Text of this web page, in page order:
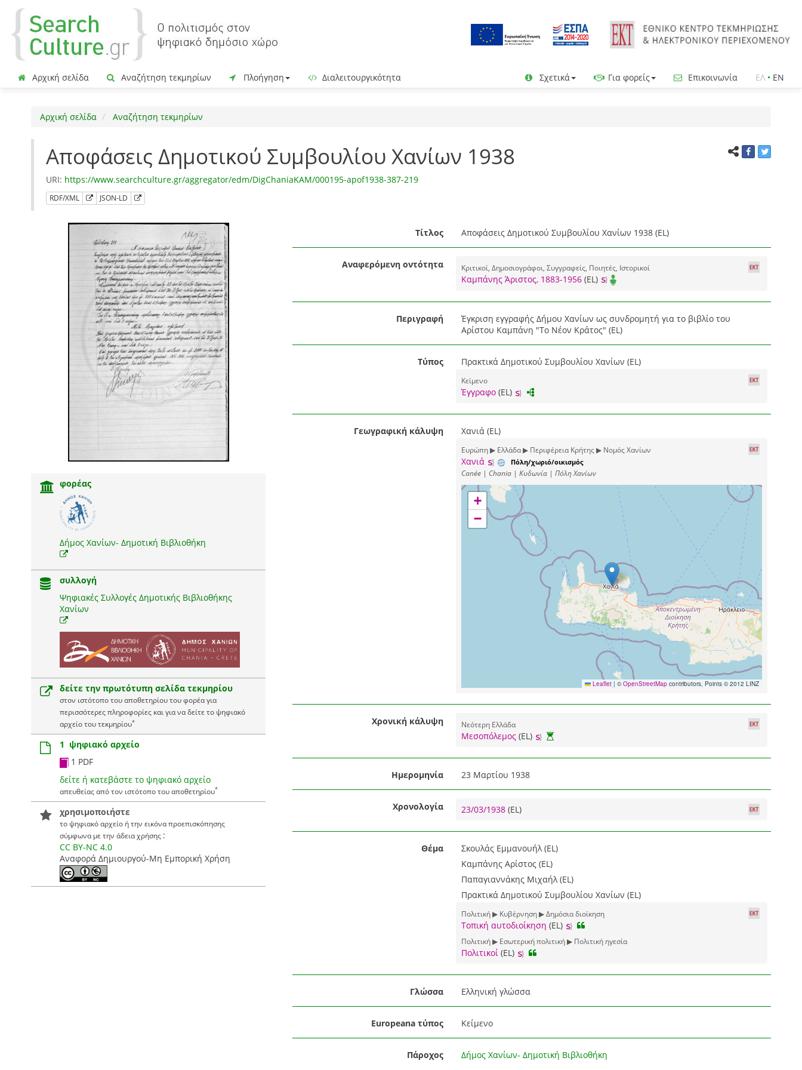
Αρχική σελίδα Αναζήτηση τεκμηρίων Πλοήγηση Διαλειτουργικότητα Σχετικά Για φορείς Επικοινωνία ΕΛ • EN
Αρχική σελίδα Αναζήτηση τεκμηρίων
Αποφάσεις Δημοτικού Συμβουλίου Χανίων 1938
URI: https://www.searchculture.gr/aggregator/edm/DigChaniaKAM/000195-apof1938-387-219
RDF/XML JSON-LD
φορέας
Δήμος Χανίων- Δημοτική Βιβλιοθήκη
συλλογή
Ψηφιακές Συλλογές Δημοτικής Βιβλιοθήκης
Χανίων
δείτε την πρωτότυπη σελίδα τεκμηρίου
στον ιστότοπο του αποθετηρίου του φορέα για
περισσότερες πληροφορίες και για να δείτε το ψηφιακό
αρχείο του τεκμηρίου*
1 ψηφιακό αρχείο
1 PDF
δείτε ή κατεβάστε το ψηφιακό αρχείο
απευθείας από τον ιστότοπο του αποθετηρίου*
χρησιμοποιήστε
το ψηφιακό αρχείο ή την εικόνα προεπισκόπησης
σύμφωνα με την άδεια χρήσης :
CC BY-NC 4.0
Αναφορά Δημιουργού-Μη Εμπορική Χρήση
Τίτλος Αποφάσεις Δημοτικού Συμβουλίου Χανίων 1938 (EL)
Αναφερόμενη οντότητα Κριτικοί, Δημοσιογράφοι, Συγγραφείς, Ποιητές, Ιστορικοί
Καμπάνης Άριστος, 1883-1956(EL)
Περιγραφή
Έγκριση εγγραφής Δήμου Χανίων ως συνδρομητή για το βιβλίο του
Αρίστου Καμπάνη "Το Νέον Κράτος" (EL)
Τύπος Πρακτικά Δημοτικού Συμβουλίου Χανίων (EL)
Κείμενο
Έγγραφο(EL)
Γεωγραφική κάλυψη Χανιά (EL)
Ευρώπη ▶ Ελλάδα ▶ Περιφέρεια Κρήτης ▶ Νομός Χανίων
Χανιά Πόλη/χωριό/οικισμός
Canée | Chania | Κυδωνία | Πόλη Χανίων
+
−
Leaflet | © OpenStreetMapcontributors, Points © 2012 LINZ
Χρονική κάλυψη Νεότερη Ελλάδα
Μεσοπόλεμος(EL)
Ημερομηνία 23 Μαρτίου 1938
Χρονολογία 23/03/1938 (EL)
Θέμα
Σκουλάς Εμμανουήλ (EL)
Καμπάνης Αρίστος (EL)
Παπαγιαννάκης Μιχαήλ (EL)
Πρακτικά Δημοτικού Συμβουλίου Χανίων (EL)
Πολιτική ▶ Κυβέρνηση ▶ Δημόσια διοίκηση
Τοπική αυτοδιοίκηση (EL)
Πολιτική ▶ Εσωτερική πολιτική ▶ Πολιτική ηγεσία
Πολιτικοί(EL)
Γλώσσα Ελληνική γλώσσα
Europeana τύπος Κείμενο
Πάροχος Δήμος Χανίων- Δημοτική Βιβλιοθήκη